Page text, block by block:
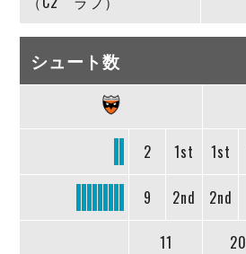
シュート数
2 1st 1st
9 2nd 2nd
11 20